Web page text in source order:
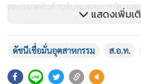
ลดแรงกดดันด้านต้นทุนทางการเงิน แ
ของเศรษฐกิจที่ยังอยู่ในภาวะเปราะบาง
แสดงเพิ่มเ
ดัชนีเชื่อมั่นอุตสาหกรรม ส.อ.ท.